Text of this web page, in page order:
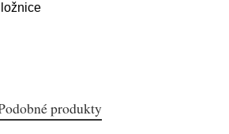
produkty